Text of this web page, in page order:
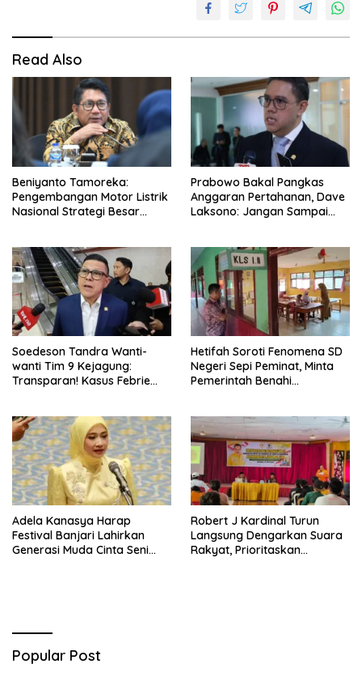
Read Also
Beniyanto Tamoreka:
Pengembangan Motor Listrik
Nasional Strategi Besar
Prabowo Bakal Pangkas
Anggaran Pertahanan, Dave
Laksono: Jangan Sampai
Soedeson Tandra Wanti-
wanti Tim 9 Kejagung:
Transparan! Kasus Febrie
Hetifah Soroti Fenomena SD
Negeri Sepi Peminat, Minta
Pemerintah Benahi
Adela Kanasya Harap
Festival Banjari Lahirkan
Generasi Muda Cinta Seni
Robert J Kardinal Turun
Langsung Dengarkan Suara
Rakyat, Prioritaskan
Popular Post